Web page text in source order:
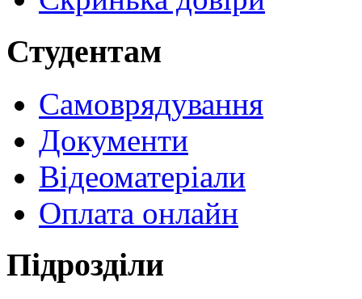
Студентам
Самоврядування
Документи
Відеоматеріали
Оплата онлайн
Підрозділи